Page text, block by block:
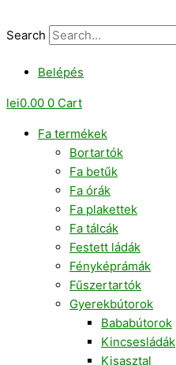
to
Search
Belépés
lei0.00 0 Cart
Fa termékek
Bortartók
Fa betűk
Fa órák
Fa plakettek
Fa tálcák
Festett ládák
Fényképrámák
Fűszertartók
Gyerekbútorok
Bababútorok
Kincsesládák
Kisasztal
díszítés
mennyiség